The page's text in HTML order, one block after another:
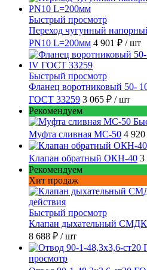
Быстрый просмотр
Переход чугунный
PN10 L=200мм 4 901 ₽ / шт
Быстрый просмотр
Фланец воротниковый 50-
ГОСТ 33259 3 065 ₽ / шт
Рекомендуем
Муфта сливная МС-50 4
Клапан обратный ОКН-40 3
Рекомендуем
Хит продаж
Быстрый просмотр
Клапан дыхательный
8 688 ₽ / шт
просмотр